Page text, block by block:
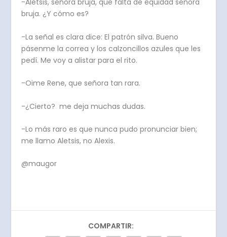
-Aletsis, señora bruja, que falta de equidad señora
bruja. ¿Y cómo es?
-La señal es clara dice: El patrón silva. Bueno
pásenme la correa y los calzoncillos azules que les
pedí. Me voy a alistar para el rito.
-Oime Rene, que señora tan rara.
-¿Cierto? me deja muchas dudas.
-Lo más raro es que nunca pudo pronunciar bien;
me llamo Aletsis, no Alexis.
@maugor
COMPARTIR: